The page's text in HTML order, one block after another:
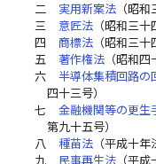
二
実用新案法（昭和
三
意匠法（昭和三十
四
商標法（昭和三十
五
著作権法（昭和四
六
半導体集積回路の
四十三号）
七
金融機関等の更生
第九十五号）
八
種苗法（平成十年
九
民事再生法（平成